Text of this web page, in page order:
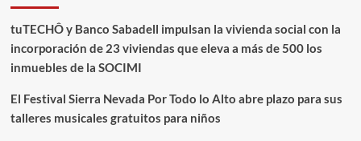
tuTECHÔ y Banco Sabadell impulsan la vivienda social con la
incorporación de 23 viviendas que eleva a más de 500 los
inmuebles de la SOCIMI
El Festival Sierra Nevada Por Todo lo Alto abre plazo para sus
talleres musicales gratuitos para niños